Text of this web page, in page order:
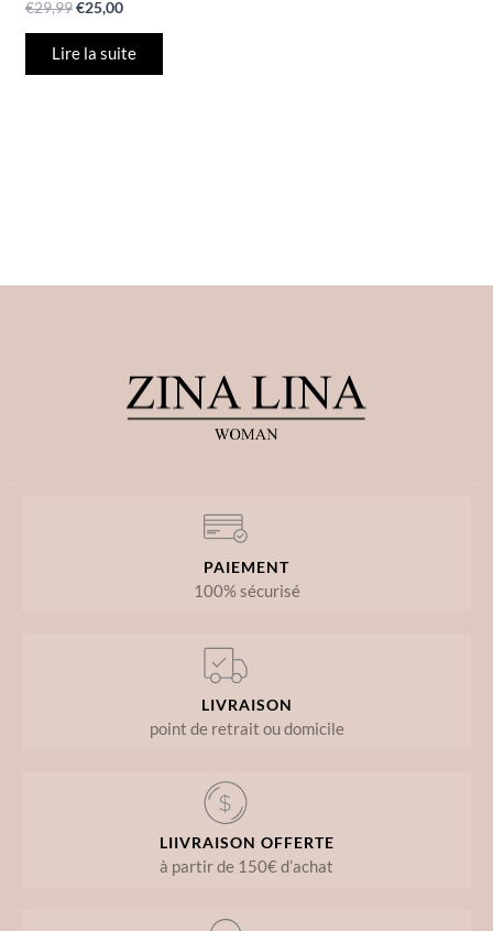
€29,99€25,00
Lire la suite
PAIEMENT
100% sécurisé
LIVRAISON
point de retrait ou domicile
LIIVRAISON OFFERTE
à partir de 150€ d’achat